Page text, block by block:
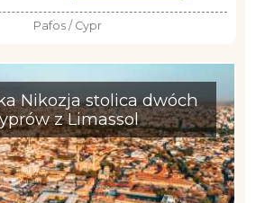
Pafos / Cypr
Nikozja stolica dwóch
z Limassol